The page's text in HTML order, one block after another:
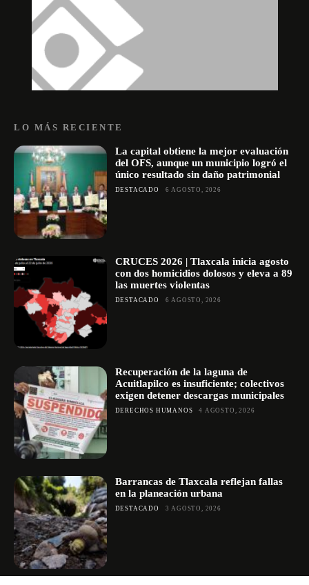
LO MÁS RECIENTE
La capital obtiene la mejor evaluación
del OFS, aunque un municipio logró el
único resultado sin daño patrimonial
DESTACADO 6 AGOSTO, 2026
CRUCES 2026 | Tlaxcala inicia agosto
con dos homicidios dolosos y eleva a 89
las muertes violentas
DESTACADO 6 AGOSTO, 2026
Recuperación de la laguna de
Acuitlapilco es insuficiente; colectivos
exigen detener descargas municipales
DERECHOS HUMANOS 4 AGOSTO, 2026
Barrancas de Tlaxcala reflejan fallas
en la planeación urbana
DESTACADO 3 AGOSTO, 2026